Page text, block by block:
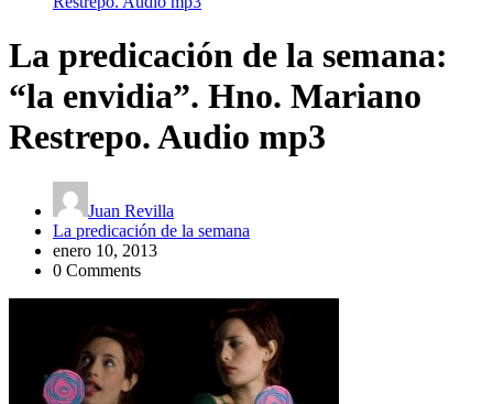
La predicación de la semana:
“la envidia”. Hno. Mariano
Restrepo. Audio mp3
Juan Revilla
La predicación de la semana
enero 10, 2013
0 Comments